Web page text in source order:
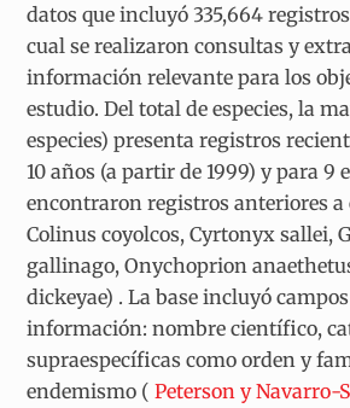
datos que incluyó 335,664
cual se realizaron consultas y
información relevante para los
estudio. Del total de especies, la
especies) presenta registros
10 años (a partir de 1999) y para 9
encontraron registros anteriores a
Colinus coyolcos,Cyrtonyx sallei,
gallinago,Onychoprion
dickeyae) . La base incluyó
información: nombre científico,
supraespecíficas como orden y
endemismo (Peterson y Navarro-